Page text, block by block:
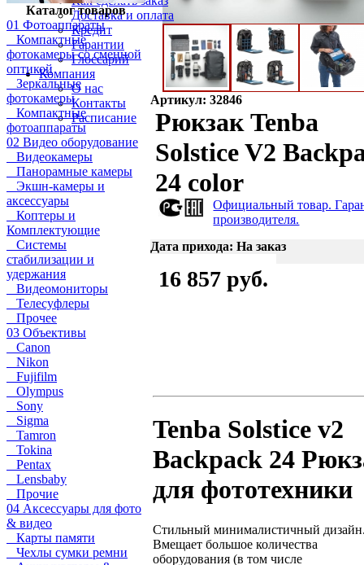
Доставка и оплата
Кредит
Гарантии
Глоссарий
Компания
О нас
Контакты
Расписание
Каталог товаров
01 Фотоаппараты
Компактные
фотокамеры со сменной
оптикой
Зеркальные
фотокамеры
Компактные
фотоаппараты
02 Видео оборудование
Видеокамеры
Панорамные камеры
Экшн-камеры и
аксессуары
Коптеры и
Комплектующие
Системы
стабилизации и
удержания
Видеомониторы
Телесуфлеры
Прочее
03 Объективы
Canon
Nikon
Fujifilm
Olympus
Sony
Sigma
Tamron
Tokina
Pentax
Lensbaby
Прочие
04 Аксессуары для фото
& видео
Карты памяти
Чехлы сумки ремни
Артикул: 32846
Рюкзак Tenba
Solstice V2
24 color
Официальный товар.
производителя.
Дата прихода: На заказ
16 857 руб.
Tenba Solstice v2
Backpack 24
для фототехники
Стильный минималистичный
Вмещает большое количества
оборудования (в том числе